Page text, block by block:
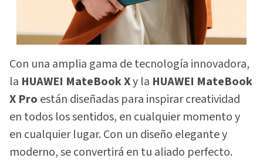
Con una amplia gama de tecnología innovadora,
la HUAWEI MateBook Xy la HUAWEI MateBook
X Pro están diseñadas para inspirar creatividad
en todos los sentidos, en cualquier momento y
en cualquier lugar. Con un diseño elegante y
moderno, se convertirá en tu aliado perfecto.